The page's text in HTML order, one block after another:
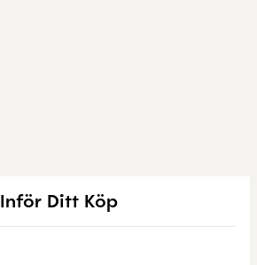
Inför Ditt Köp